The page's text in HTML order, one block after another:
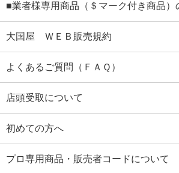
■業者様専用商品（＄マーク付き商品）
大国屋 ＷＥＢ販売規約
よくあるご質問（ＦＡＱ）
店頭受取について
初めての方へ
プロ専用商品・販売者コードについて